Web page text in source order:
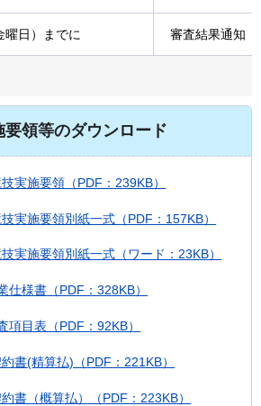
曜日）までに 審査結果通知
領等のダウンロード
実施要領（PDF：239KB）
実施要領別紙一式（PDF：157KB）
実施要領別紙一式（ワード：23KB）
仕様書（PDF：328KB）
項目表（PDF：92KB）
書(精算払)（PDF：221KB）
書（概算払）（PDF：223KB）